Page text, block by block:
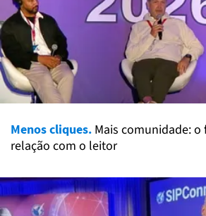
Menos cliques. Mais comunidade:
relação com o leitor